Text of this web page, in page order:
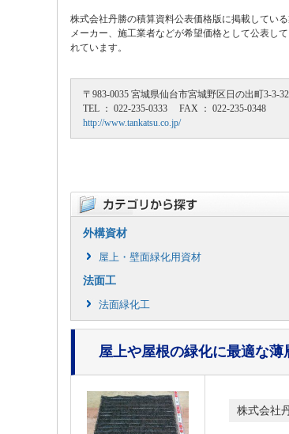
株式会社丹勝の積算資料公表価格版に掲載してい
メーカー、施工業者などが希望価格として公表し
れています。
〒983-0035 宮城県仙台市宮城野区日の出町3-3-32
TEL ： 022-235-0333 FAX ： 022-235-0348
http://www.tankatsu.co.jp/
外構資材
屋上・壁面緑化用資材
法面工
法面緑化工
屋上や屋根の緑化に最適な薄
株式会社